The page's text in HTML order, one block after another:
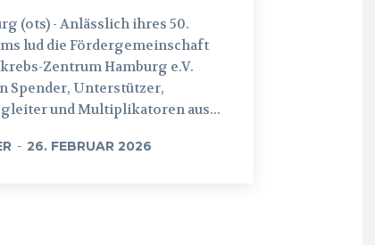
ihres 50.
lud die Fördergemeinschaft
Zentrum Hamburg e.V.
Spender, Unterstützer,
und Multiplikatoren aus...
- 26. FEBRUAR 2026